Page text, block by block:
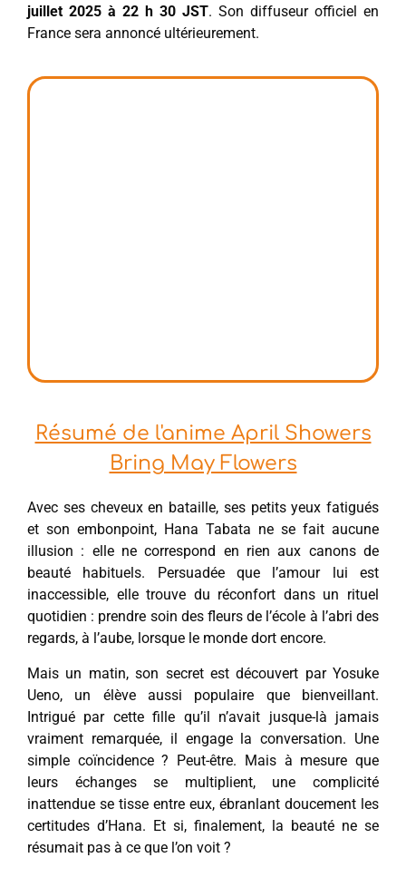
juillet 2025 à 22 h 30 JST. Son diffuseur officiel en
France sera annoncé ultérieurement.
Résumé de l'anime April Showers
Bring May Flowers
Avec ses cheveux en bataille, ses petits yeux fatigués
et son embonpoint, Hana Tabata ne se fait aucune
illusion : elle ne correspond en rien aux canons de
beauté habituels. Persuadée que l’amour lui est
inaccessible, elle trouve du réconfort dans un rituel
quotidien : prendre soin des fleurs de l’école à l’abri des
regards, à l’aube, lorsque le monde dort encore.
Mais un matin, son secret est découvert par Yosuke
Ueno, un élève aussi populaire que bienveillant.
Intrigué par cette fille qu’il n’avait jusque-là jamais
vraiment remarquée, il engage la conversation. Une
simple coïncidence ? Peut-être. Mais à mesure que
leurs échanges se multiplient, une complicité
inattendue se tisse entre eux, ébranlant doucement les
certitudes d’Hana. Et si, finalement, la beauté ne se
résumait pas à ce que l’on voit ?